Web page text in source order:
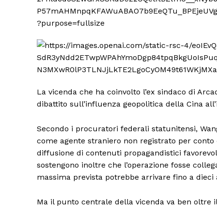
La vicenda che ha coinvolto l’ex sindaco di
dibattito sull’influenza geopolitica della Cina
Secondo i procuratori federali statunitensi,
come agente straniero non registrato per
diffusione di contenuti propagandistici
sostengono inoltre che l’operazione fosse
massima prevista potrebbe arrivare fino a
Ma il punto centrale della vicenda va ben oltre